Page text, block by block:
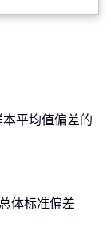
平均值偏差的
体标准偏差